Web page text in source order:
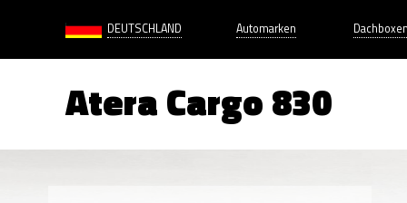
DEUTSCHLAND Automarken
Atera Cargo 830